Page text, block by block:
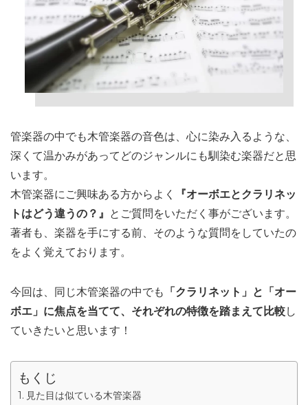
管楽器の中でも木管楽器の音色は、心に染み入るような、
深くて温かみがあってどのジャンルにも馴染む楽器だと思
います。
木管楽器にご興味ある方からよく
『オーボエとクラリネッ
トはどう違うの？』 とご質問をいただく事がございます。
著者も、楽器を手にする前、そのような質問をしていたの
をよく覚えております。
今回は、同じ木管楽器の中でも 「クラリネット」と「オー
ボエ」に焦点を当てて、それぞれの特徴を踏まえて比較し
ていきたいと思います！
もくじ
見た目は似ている木管楽器